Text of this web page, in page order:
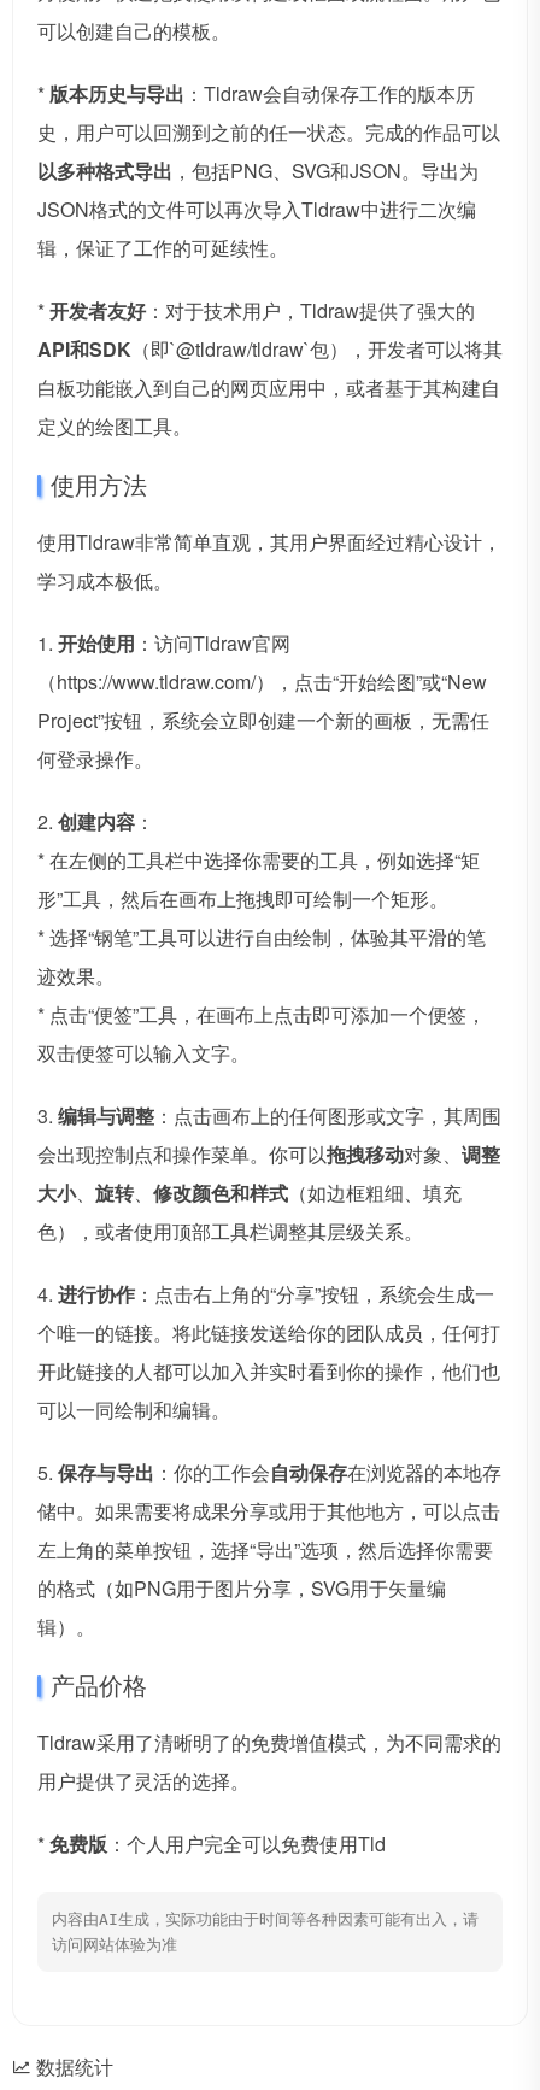
可以创建自己的模板。
* 版本历史与导出 ：Tldraw会自动保存工作的版本历
史，用户可以回溯到之前的任一状态。完成的作品可以
以多种格式导出 ，包括PNG、SVG和JSON。导出为
JSON格式的文件可以再次导入Tldraw中进行二次编
辑，保证了工作的可延续性。
*开发者友好：对于技术用户，Tldraw提供了强大的
API和SDK （即`@tldraw/tldraw`包），开发者可以将其
白板功能嵌入到自己的网页应用中，或者基于其构建自
定义的绘图工具。
使用方法
使用Tldraw非常简单直观，其用户界面经过精心设计，
学习成本极低。
1. 开始使用 ：访问Tldraw官网
（https://www.tldraw.com/），点击“开始绘图”或“New
Project”按钮，系统会立即创建一个新的画板，无需任
何登录操作。
2. 创建内容 ：
* 在左侧的工具栏中选择你需要的工具，例如选择“矩
形”工具，然后在画布上拖拽即可绘制一个矩形。
* 选择“钢笔”工具可以进行自由绘制，体验其平滑的笔
迹效果。
* 点击“便签”工具，在画布上点击即可添加一个便签，
双击便签可以输入文字。
3. 编辑与调整 ：点击画布上的任何图形或文字，其周围
会出现控制点和操作菜单。你可以拖拽移动对象、 调整
大小、 旋转、 修改颜色和样式 （如边框粗细、填充
色），或者使用顶部工具栏调整其层级关系。
4. 进行协作 ：点击右上角的“分享”按钮，系统会生成一
个唯一的链接。将此链接发送给你的团队成员，任何打
开此链接的人都可以加入并实时看到你的操作，他们也
可以一同绘制和编辑。
5. 保存与导出 ：你的工作会自动保存在浏览器的本地存
储中。如果需要将成果分享或用于其他地方，可以点击
左上角的菜单按钮，选择“导出”选项，然后选择你需要
的格式（如PNG用于图片分享，SVG用于矢量编
辑）。
产品价格
Tldraw采用了清晰明了的免费增值模式，为不同需求的
用户提供了灵活的选择。
*免费版 ：个人用户完全可以免费使用Tld
内容由AI生成，实际功能由于时间等各种因素可能有出入，请
访问网站体验为准
数据统计